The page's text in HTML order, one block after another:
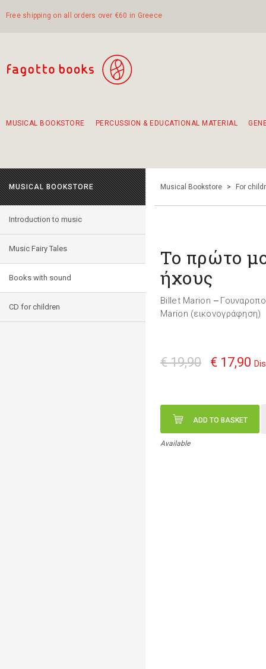
Free shipping on all orders over €60 in Greece
MUSICAL BOOKSTORE PERCUSSION & EDUCATIONAL MATERIAL
MUSICAL BOOKSTORE
Introduction to music
Music Fairy Tales
Books with sound
CD for children
Musical Bookstore > For
Το πρώτο
ήχους
Billet Marion—
Marion (εικονογράφηση)
€ 19,90 € 17,90
ADD TO BASKET
Available